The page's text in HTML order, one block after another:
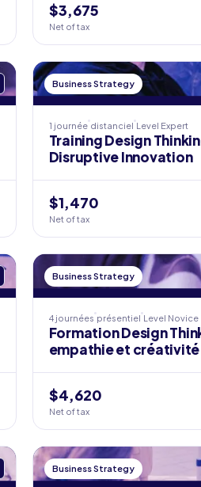
$3,675
Net of tax
Business Strategy
1 journée distanciel Level Expert
Training Design
Disruptive Innovation
$1,470
Net of tax
Business Strategy
4 journées présentiel Level Novice
Formation Design
empathie et créativité
$4,620
Net of tax
Business Strategy